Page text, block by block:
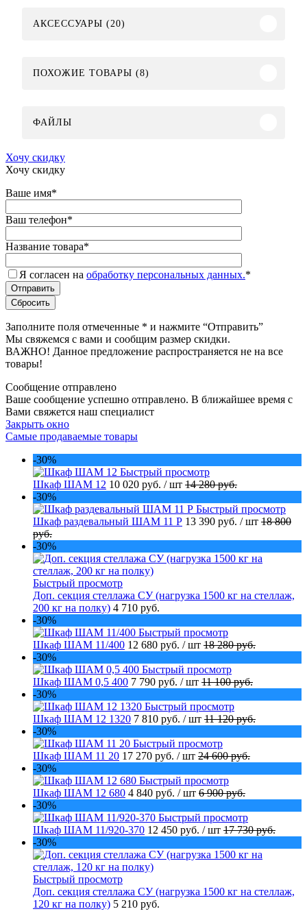
АКСЕССУАРЫ (20)
ПОХОЖИЕ ТОВАРЫ (8)
ФАЙЛЫ
Хочу скидку
Хочу скидку
Ваше имя*
Ваш телефон*
Название товара*
Я согласен на обработку персональных данных.*
Заполните поля отмеченные * и нажмите “Отправить”
Мы свяжемся с вами и сообщим размер скидки.
ВАЖНО! Данное предложение распространяется не на все
товары!
Сообщение отправлено
Ваше сообщение успешно отправлено. В ближайшее время с
Вами свяжется наш специалист
Закрыть окно
Самые продаваемые товары
-30%
Быстрый просмотр
Шкаф ШАМ 12 10 020 руб. / шт 14 280 руб.
-30%
Быстрый просмотр
Шкаф раздевальный ШАМ 11 Р 13 390 руб. / шт 18 800
руб.
-30%
Быстрый просмотр
Доп. секция стеллажа СУ (нагрузка 1500 кг на стеллаж,
200 кг на полку) 4 710 руб.
-30%
Быстрый просмотр
Шкаф ШАМ 11/400 12 680 руб. / шт 18 280 руб.
-30%
Быстрый просмотр
Шкаф ШАМ 0,5 400 7 790 руб. / шт 11 100 руб.
-30%
Быстрый просмотр
Шкаф ШАМ 12 1320 7 810 руб. / шт 11 120 руб.
-30%
Быстрый просмотр
Шкаф ШАМ 11 20 17 270 руб. / шт 24 600 руб.
-30%
Быстрый просмотр
Шкаф ШАМ 12 680 4 840 руб. / шт 6 900 руб.
-30%
Быстрый просмотр
Шкаф ШАМ 11/920-370 12 450 руб. / шт 17 730 руб.
-30%
Быстрый просмотр
Доп. секция стеллажа СУ (нагрузка 1500 кг на стеллаж,
120 кг на полку) 5 210 руб.